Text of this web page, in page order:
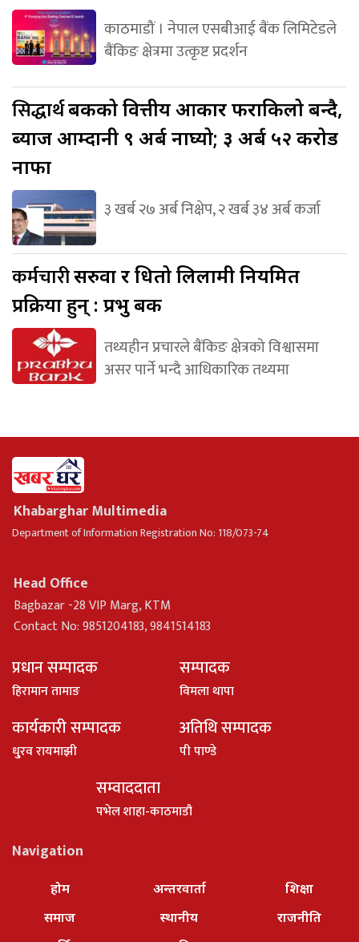
काठमाडौं । नेपाल एसबीआई बैंक लिमिटेडले
बैंकिङ क्षेत्रमा उत्कृष्ट प्रदर्शन
सिद्धार्थबैंकको वित्तीय आकार फराकिलो बन्दै,
ब्याज आम्दानी ९ अर्ब नाघ्यो; ३ अर्ब ५२ करोड
नाफा
३ खर्ब २७ अर्ब निक्षेप, २ खर्ब ३४ अर्ब कर्जा
कर्मचारीसरुवा र धितो लिलामी नियमित
प्रक्रिया हुन् : प्रभु बैंक
तथ्यहीन प्रचारले बैंकिङ क्षेत्रको विश्वासमा
असर पार्ने भन्दै आधिकारिक तथ्यमा
Khabarghar Multimedia
Department of Information Registration No: 118/073-74
Head Office
Bagbazar -28 VIP Marg, KTM
Contact No: 9851204183, 9841514183
प्रधान सम्पादक
हिरामान तामाङ
सम्पादक
विमला थापा
कार्यकारी सम्पादक
धु्रव रायमाझी
अतिथि सम्पादक
पी पाण्डे
सम्वाददाता
पभेल शाहा-काठमाडौ
Navigation
होम
समाज
अन्तरवार्ता
स्थानीय
शिक्षा
राजनीति